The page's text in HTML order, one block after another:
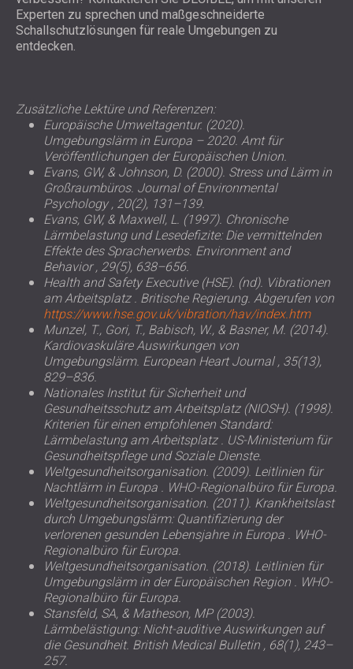
Experten zu sprechen und maßgeschneiderte
Schallschutzlösungen für reale Umgebungen zu
entdecken.
Zusätzliche Lektüre und Referenzen:
Europäische Umweltagentur. (2020).
Umgebungslärm in Europa – 2020. Amt für
Veröffentlichungen der Europäischen Union.
Evans, GW, & Johnson, D. (2000). Stress und Lärm in
Großraumbüros. Journal of Environmental
Psychology, 20(2), 131–139.
Evans, GW, & Maxwell, L. (1997). Chronische
Lärmbelastung und Lesedefizite: Die vermittelnden
Effekte des Spracherwerbs. Environment and
Behavior, 29(5), 638–656.
Health and Safety Executive (HSE). (nd). Vibrationen
am Arbeitsplatz. Britische Regierung. Abgerufen von
https://www.hse.gov.uk/vibration/hav/index.htm
Munzel, T., Gori, T., Babisch, W., & Basner, M. (2014).
Kardiovaskuläre Auswirkungen von
Umgebungslärm. European Heart Journal, 35(13),
829–836.
Nationales Institut für Sicherheit und
Gesundheitsschutz am Arbeitsplatz (NIOSH). (1998).
Kriterien für einen empfohlenen Standard:
Lärmbelastung am Arbeitsplatz. US-Ministerium für
Gesundheitspflege und Soziale Dienste.
Weltgesundheitsorganisation. (2009). Leitlinien für
Nachtlärm in Europa . WHO-Regionalbüro für Europa.
Weltgesundheitsorganisation. (2011). Krankheitslast
durch Umgebungslärm: Quantifizierung der
verlorenen gesunden Lebensjahre in Europa . WHO-
Regionalbüro für Europa.
Weltgesundheitsorganisation. (2018). Leitlinien für
Umgebungslärm in der Europäischen Region . WHO-
Regionalbüro für Europa.
Stansfeld, SA, & Matheson, MP (2003).
Lärmbelästigung: Nicht-auditive Auswirkungen auf
die Gesundheit. British Medical Bulletin , 68(1), 243–
257.